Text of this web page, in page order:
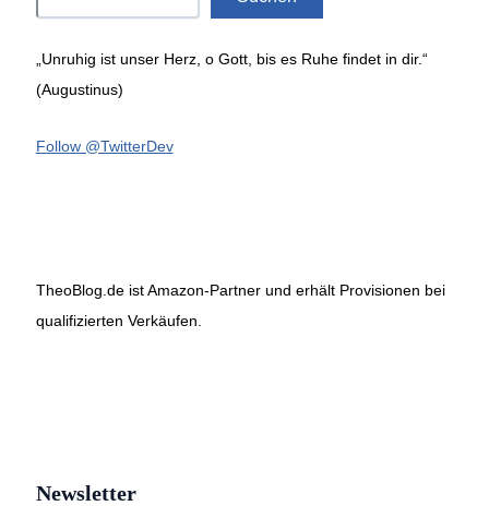
„Unruhig ist unser Herz, o Gott, bis es Ruhe findet in dir.“
(Augustinus)
Follow @TwitterDev
TheoBlog.de ist Amazon-Partner und erhält Provisionen bei
qualifizierten Verkäufen.
Newsletter